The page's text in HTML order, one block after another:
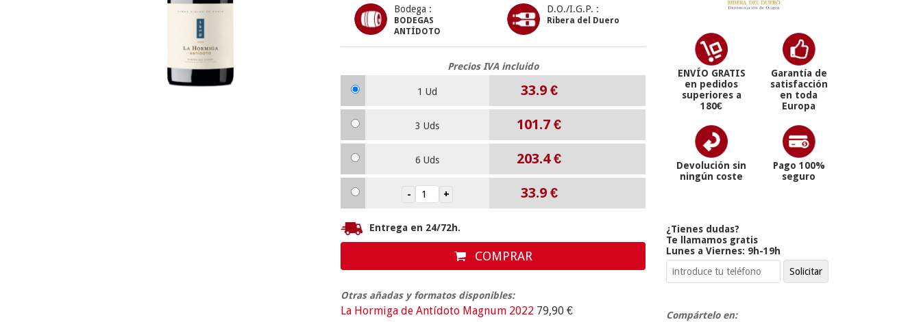
Bodega :
BODEGAS
ANTÍDOTO
D.O./I.G.P. :
Ribera del Duero
Precios IVA incluido
1 Ud 33.9 €
3 Uds 101.7€
6 Uds 203.4€
33.9 €
Entrega en 24/72h.
COMPRAR
Otras añadas y formatos disponibles:
La Hormiga de Antídoto Magnum 2022 79,90 €
ENVÍO GRATIS
en pedidos
superiores a
180€
Garantía de
satisfacción
en toda
Europa
Devolución sin
ningún coste
Pago 100%
seguro
¿Tienes dudas?
Te llamamos gratis
Lunes a Viernes: 9h-19h
Compártelo en: